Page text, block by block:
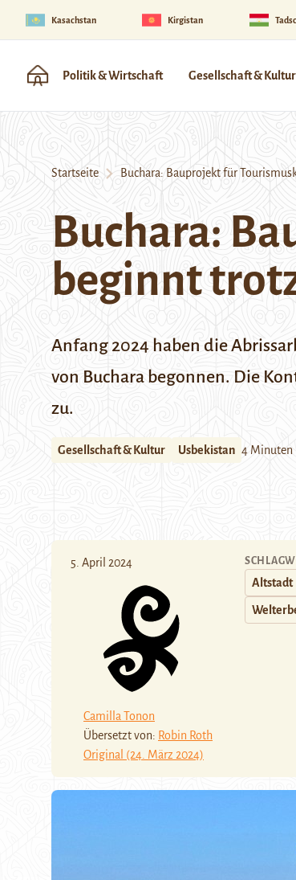
Kasachstan Kirgistan
Politik & Wirtschaft Gesellschaft & Kultur
Startseite Buchara: Bauprojekt für
Buchara:
beginnt
Anfang 2024 haben die
von Buchara begonnen. Die
zu.
Gesellschaft & Kultur Usbekistan 4 Minuten
5. April 2024
Camilla Tonon
Übersetzt von: Robin Roth
Original (24. März 2024)
Altstadt